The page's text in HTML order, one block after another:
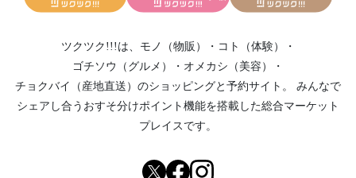
ツクツク!!!は、 モノ（物販） ・ コト（体験）
・
ゴチソウ（グルメ）
・ オメカシ（美容）
・
チョクバイ（産地直送） のショッピングと予約サイト。
みんなで
シェアし合う おすそ分けポイント機能を搭載した総合マーケット
プレイスです。